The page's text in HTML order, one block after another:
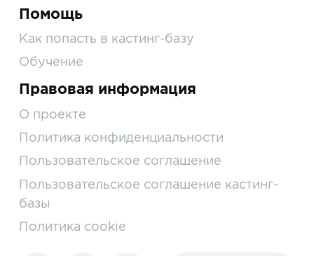
Помощь
Как попасть в кастинг-базу
Обучение
Правовая информация
О проекте
Политика конфиденциальности
Пользовательское соглашение
Пользовательское соглашение кастинг-
базы
Политика cookie